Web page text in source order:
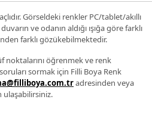
Görseldeki renkler PC/tablet/akıllı
ve odanın aldığı ışığa göre farklı
farklı gözükebilmektedir.
noktalarını öğrenmek ve renk
sormak için Filli Boya Renk
adresinden veya
ulaşabilirsiniz.